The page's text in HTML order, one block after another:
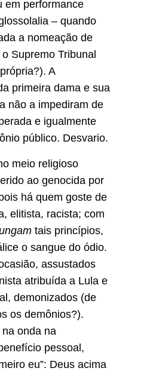
em performance
– quando
a nomeação de
Supremo Tribunal
A
primeira dama e sua
não a impediram de
e igualmente
público. Desvario.
meio religioso
ao genocida por
há quem goste de
elitista, racista; com
tais princípios,
o sangue do ódio.
assustados
atribuída a Lula e
demonizados (de
os demônios?).
onda na
pessoal,
eu”: Deus acima